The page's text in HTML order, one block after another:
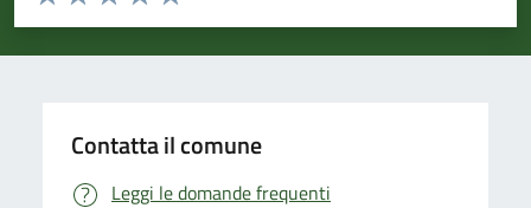
Valuta 5 stelle su 5
Valuta 4 stelle su 5
Valuta 3 stelle su 5
Valuta 2 stelle su 5
Valuta 1 stelle su 5
Contatta il comune
Leggi le domande frequenti